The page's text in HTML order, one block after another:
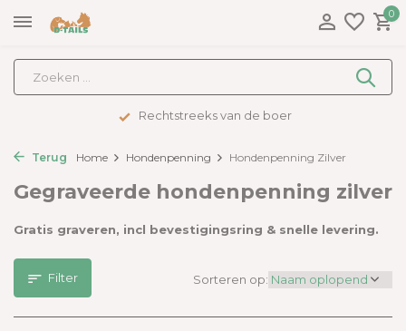
0
Rechtstreeks van de boer
Terug Home Hondenpenning Hondenpenning Zilver
Gegraveerde hondenpenning zilver
Gratis graveren, incl bevestigingsring & snelle levering.
Filter Sorteren op: